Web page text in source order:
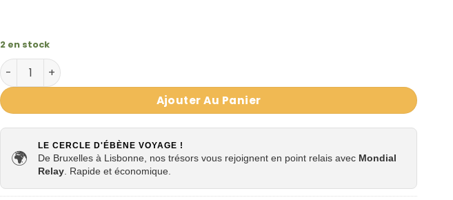
2 en stock
quantité de Sac à Main Wax Fleurs de Ma Rivale Keinsyshop
Ajouter Au Panier
🌍
LE CERCLE D'ÉBÈNE VOYAGE !
De Bruxelles à Lisbonne, nos trésors vous rejoignent en point relais avec Mondial
Relay. Rapide et économique.